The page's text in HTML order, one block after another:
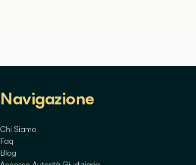
Navigazione
Chi Siamo
Faq
Blog